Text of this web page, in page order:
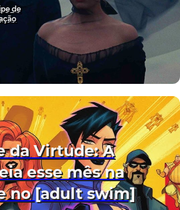
de
da Virtude: A
esse mês na
no [adult swim]